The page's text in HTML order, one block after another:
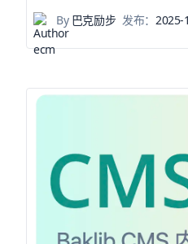
By巴克励步 发布：2025-